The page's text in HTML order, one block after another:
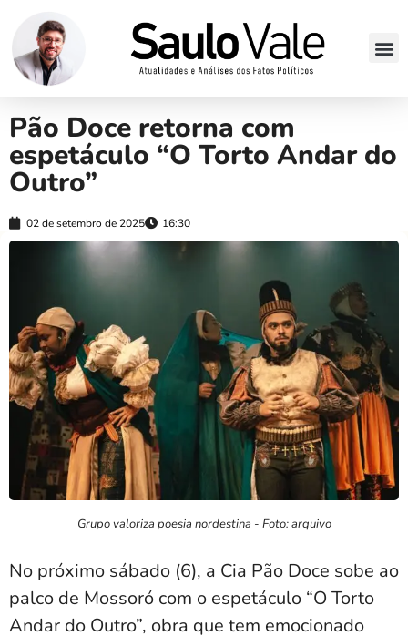
Pão Doce retorna com
espetáculo “O Torto Andar do
Outro”
02 de setembro de 2025 16:30
Grupo valoriza poesia nordestina - Foto: arquivo
No próximo sábado (6), a Cia Pão Doce sobe ao
palco de Mossoró com o espetáculo “O Torto
Andar do Outro”, obra que tem emocionado